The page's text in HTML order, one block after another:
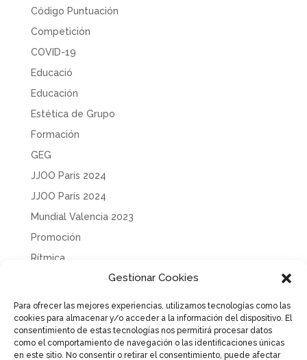
Gestionar Cookies
Para ofrecer las mejores experiencias, utilizamos tecnologías como las
cookies para almacenar y/o acceder a la información del dispositivo. El
consentimiento de estas tecnologías nos permitirá procesar datos
como el comportamiento de navegación o las identificaciones únicas
en este sitio. No consentir o retirar el consentimiento, puede afectar
Código Puntuación
Competición
COVID-19
Educació
Educación
Estética de Grupo
Formación
GEG
JJOO París 2024
JJOO París 2024
Mundial Valencia 2023
Promoción
Rítmica
Tecnificación
Uncategorized